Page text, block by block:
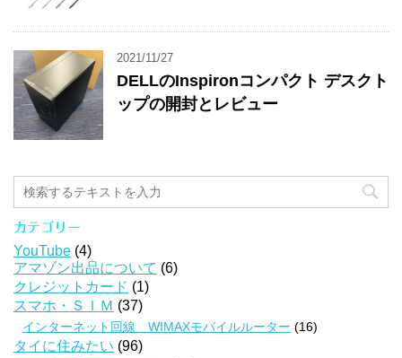
2021/11/27
DELLのInspironコンパクト デスクト
ップの開封とレビュー
カテゴリー
YouTube (4)
アマゾン出品について (6)
クレジットカード (1)
スマホ・ＳＩＭ (37)
インターネット回線 WIMAXモバイルルーター (16)
タイに住みたい (96)